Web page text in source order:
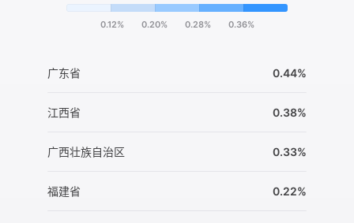
0.12% 0.20% 0.28% 0.36%
广东省 0.44%
江西省 0.38%
广西壮族自治区 0.33%
福建省 0.22%